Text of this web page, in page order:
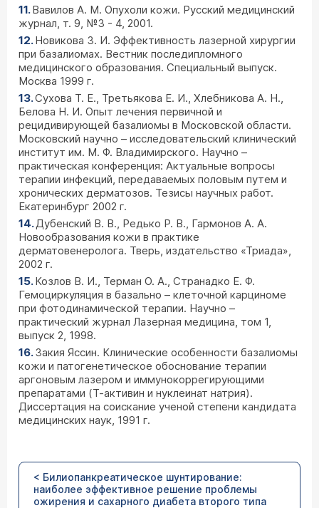
Вавилов А. М. Опухоли кожи. Русский медицинский
журнал, т. 9, №3 - 4, 2001.
Новикова З. И. Эффективность лазерной хирургии
при базалиомах. Вестник последипломного
медицинского образования. Специальный выпуск.
Москва 1999 г.
Сухова Т. Е., Третьякова Е. И., Хлебникова А. Н.,
Белова Н. И. Опыт лечения первичной и
рецидивирующей базалиомы в Московской области.
Московский научно – исследовательский клинический
институт им. М. Ф. Владимирского. Научно –
практическая конференция: Актуальные вопросы
терапии инфекций, передаваемых половым путем и
хронических дерматозов. Тезисы научных работ.
Екатеринбург 2002 г.
Дубенский В. В., Редько Р. В., Гармонов А. А.
Новообразования кожи в практике
дерматовенеролога. Тверь, издательство «Триада»,
2002 г.
Козлов В. И., Терман О. А., Странадко Е. Ф.
Гемоциркуляция в базально – клеточной карциноме
при фотодинамической терапии. Научно –
практический журнал Лазерная медицина, том 1,
выпуск 2, 1998.
Закия Яссин. Клинические особенности базалиомы
кожи и патогенетическое обоснование терапии
аргоновым лазером и иммунокоррегирующими
препаратами (Т-активин и нуклеинат натрия).
Диссертация на соискание ученой степени кандидата
медицинских наук, 1991 г.
< Билиопанкреатическое шунтирование:
наиболее эффективное решение проблемы
ожирения и сахарного диабета второго типа